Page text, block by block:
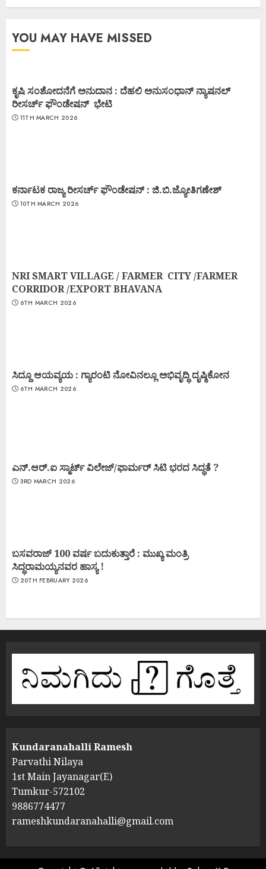
YOU MAY HAVE MISSED
ಕೃಷಿ ಸಂಶೋದನೆಗೆ ಅನುದಾನ : ದೆಹಲಿ ಅನುಸಂಧಾನ್ ನ್ಯಾಷನಲ್
ರೀಸರ್ಚ್ ಫೌಂಡೇಷನ್ ಭೇಟಿ
11TH MARCH 2026
ಕರ್ನಾಟಕ ರಾಜ್ಯ ರೀಸರ್ಚ್ ಫೌಂಡೇಷನ್ : ಜಿ.ಬಿ.ಜ್ಯೋತಿಗಣೇಶ್
10TH MARCH 2026
NRI SMART VILLAGE / FARMER CITY /FARMER
CORRIDOR /EXPORT BHAVANA
6TH MARCH 2026
ಸಿದ್ದೂ ಆಯವ್ಯಯ : ಗ್ಯಾರಂಟಿ ನೋವಿನಲ್ಲೂ ಅಭಿವೃದ್ಧಿ ದೃಷ್ಠಿಕೋನ
6TH MARCH 2026
ಎನ್.ಆರ್.ಐ ಸ್ಮಾರ್ಟ್ ವಿಲೇಜ್/ಫಾರ್ಮರ್ ಸಿಟಿ ಭರದ ಸಿದ್ಧತೆ ?
3RD MARCH 2026
ಬಸವರಾಜ್ 100 ವರ್ಷ ಬದುಕುತ್ತಾರೆ : ಮುಖ್ಯ ಮಂತ್ರಿ
ಸಿದ್ಧರಾಮಯ್ಯನವರ ಹಾಸ್ಯ !
20TH FEBRUARY 2026
Kundaranahalli Ramesh
Parvathi Nilaya
1st Main Jayanagar(E)
Tumkur-572102
9886774477
rameshkundaranahalli@gmail.com